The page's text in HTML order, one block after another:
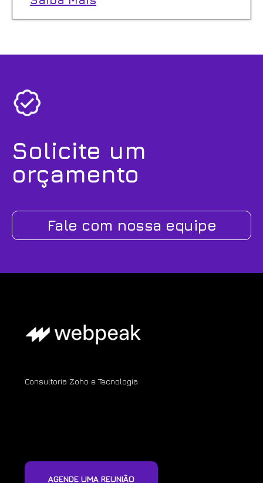
Solicite um
orçamento
Fale com nossa equipe
Consultoria Zoho e Tecnologia
AGENDE UMA REUNIÃO